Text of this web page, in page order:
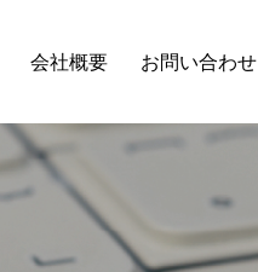
会社概要 お問い合わせ